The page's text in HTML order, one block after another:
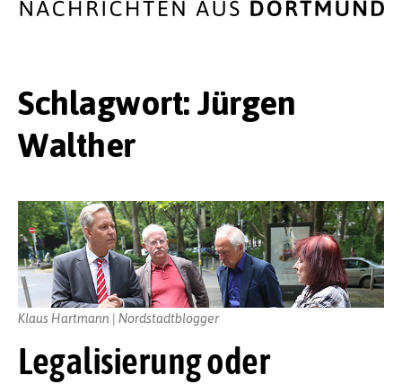
Schlagwort:Jürgen
Walther
Legalisierung oder
Klaus Hartmann | Nordstadtblogger